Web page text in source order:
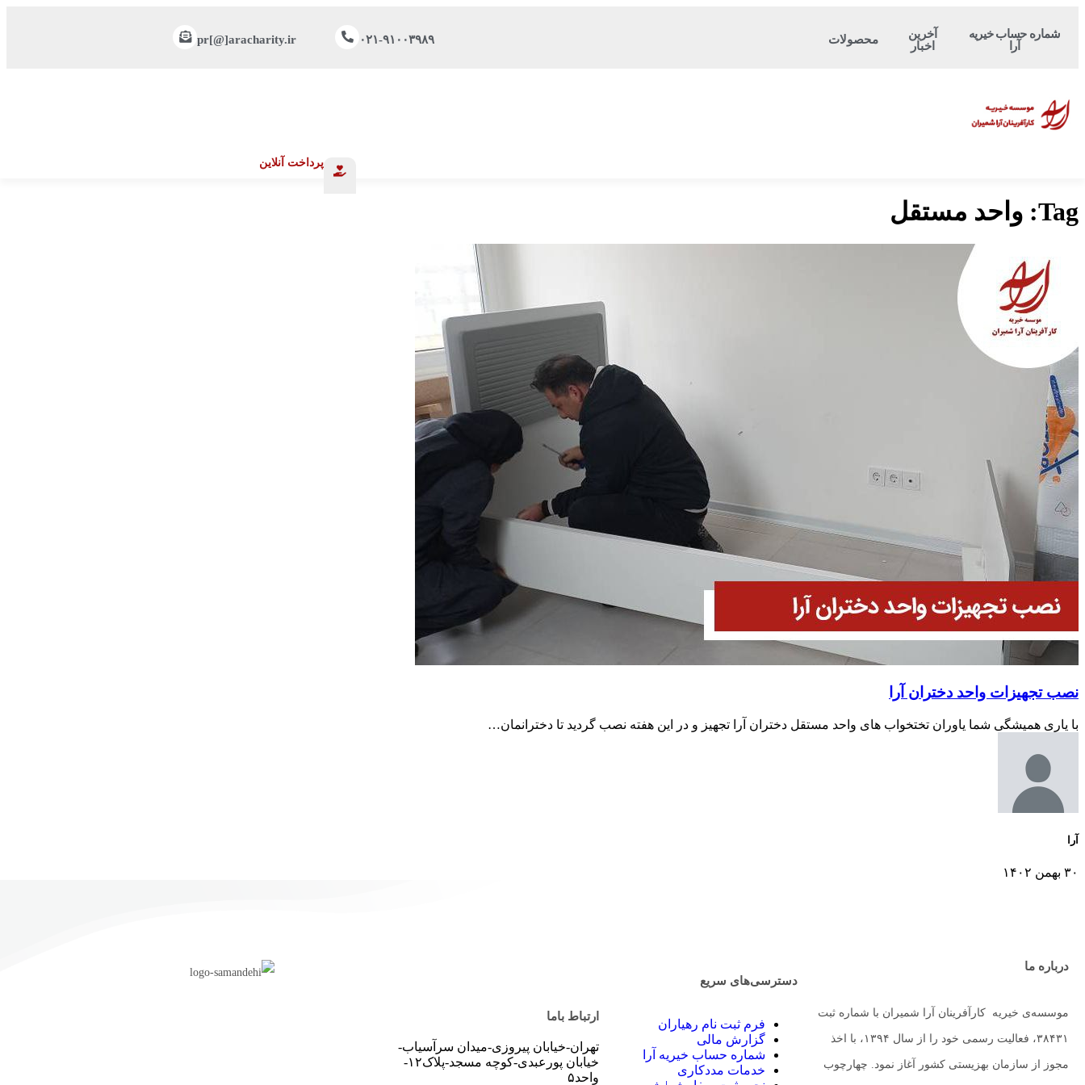
شماره حساب‌ خیریه
آرا
آخرین
اخبار
محصولات ۰۲۱-۹۱۰۰۳۹۸۹ pr[@]aracharity.ir
پرداخت آنلاین
Tag: واحد مستقل
نصب تجهیزات واحد دختران آرا
با یاری همیشگی شما یاوران تختخواب های واحد مستقل دختران آرا تجهیز و در این هفته نصب گردید تا دخترانمان…
آرا
۳۰ بهمن ۱۴۰۲
درباره ما
موسسه‌ی خیریه کارآفرینان آرا شمیران با شماره ثبت
۳۸۴۳۱، فعالیت رسمی خود را از سال ۱۳۹۴، با اخذ
مجوز از سازمان بهزیستی کشور آغاز نمود. چهارچوب
دسترسی‌های سریع
فرم ثبت نام رهیاران
گزارش مالی
شماره حساب‌ خیریه آرا
خدمات مددکاری
ارتباط باما
تهران-خیابان پیروزی-میدان سرآسیاب-
خیابان پورعبدی-کوچه مسجد-پلاک۱۲-
واحد۵